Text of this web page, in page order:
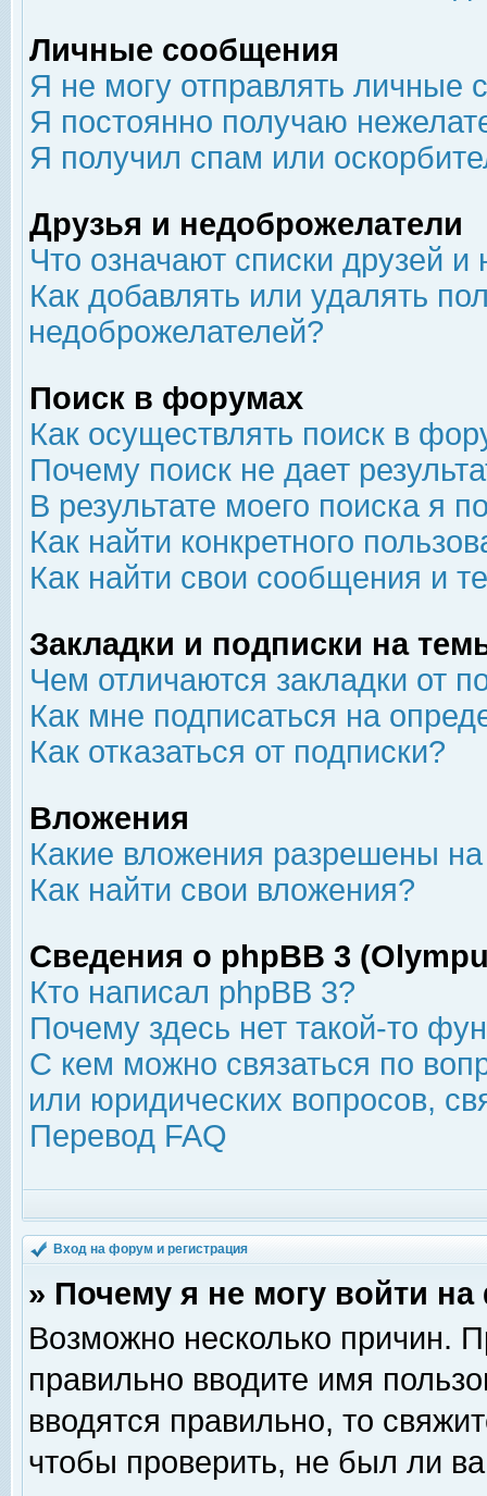
Личные сообщения
Я не могу отправлять личные
Я постоянно получаю
Я получил спам или
Друзья и недоброжелатели
Что означают списки друзей
Как добавлять или удалять
недоброжелателей?
Поиск в форумах
Как осуществлять поиск в
Почему поиск не дает
В результате моего поиска я
Как найти конкретного
Как найти свои сообщения и
Закладки и подписки на
Чем отличаются закладки от
Как мне подписаться на
Как отказаться от подписки?
Вложения
Какие вложения разрешены
Как найти свои вложения?
Сведения о phpBB 3
Кто написал phpBB 3?
Почему здесь нет такой-то
С кем можно связаться по
или юридических вопросов,
Перевод FAQ
Вход на форум и регистрация
» Почему я не могу войти
Возможно несколько причин.
правильно вводите имя
вводятся правильно, то
чтобы проверить, не был ли